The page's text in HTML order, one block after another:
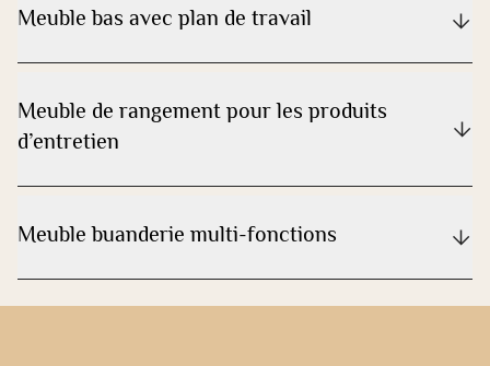
Meuble bas avec plan de travail
Meuble de rangement pour les produits
d’entretien
Meuble buanderie multi-fonctions